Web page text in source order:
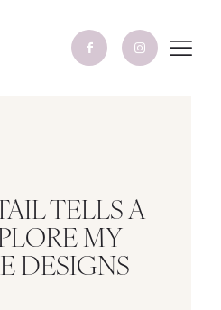
TELLS A
MY
DESIGNS